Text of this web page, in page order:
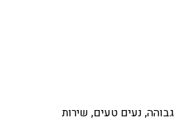
נעים טעים, שירות